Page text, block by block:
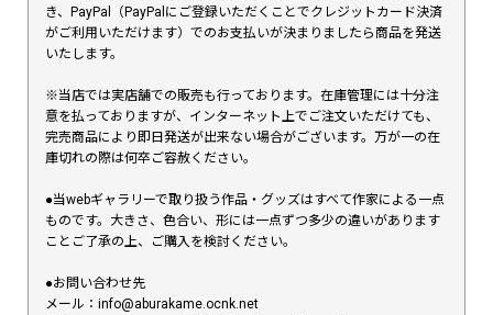
き、PayPal（PayPalにご登録いただくことでクレジットカード決済
がご利用いただけます）でのお支払いが決まりましたら商品を発送
いたします。
※当店では実店舗での販売も行っております。在庫管理には十分注
意を払っておりますが、インターネット上でご注文いただけても、
完売商品により即日発送が出来ない場合がございます。万が一の在
庫切れの際は何卒ご容赦ください。
●当webギャラリーで取り扱う作品・グッズはすべて作家による一点
ものです。大きさ、色合い、形には一点ずつ多少の違いがあります
ことご了承の上、ご購入を検討ください。
●お問い合わせ先
メール：info@aburakame.ocnk.net